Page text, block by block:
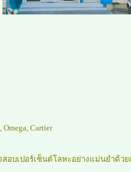
Cartier
สอบเปอร์เซ็นต์โลหะอย่างแม่นยำด้ว